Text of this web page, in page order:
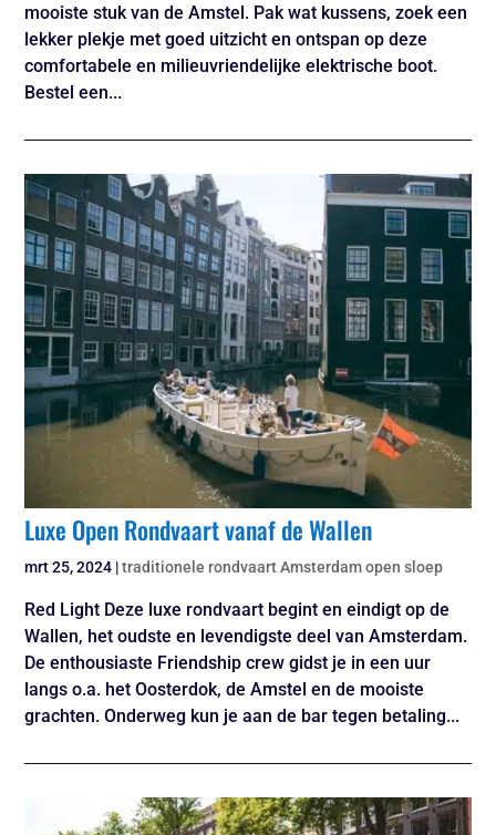
mooiste stuk van de Amstel. Pak wat kussens, zoek een
lekker plekje met goed uitzicht en ontspan op deze
comfortabele en milieuvriendelijke elektrische boot.
Bestel een...
Luxe Open Rondvaart vanaf de Wallen
mrt 25, 2024 |traditionele rondvaart Amsterdam open sloep
Red Light Deze luxe rondvaart begint en eindigt op de
Wallen, het oudste en levendigste deel van Amsterdam.
De enthousiaste Friendship crew gidst je in een uur
langs o.a. het Oosterdok, de Amstel en de mooiste
grachten. Onderweg kun je aan de bar tegen betaling...